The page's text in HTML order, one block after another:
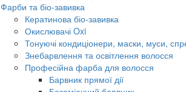
Фарби та біо-завивка
Кератинова біо-завивка
Окислювачі Oxi
Тонуючі кондиціонери, маски, муси,
Знебарвлення та освітлення волосся
Професійна фарба для волосся
Барвник прямої дії